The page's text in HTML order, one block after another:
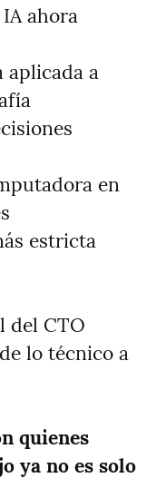
ahora
aplicada a
en
estricta
del CTO
lo técnico a
quienes
ya no es solo